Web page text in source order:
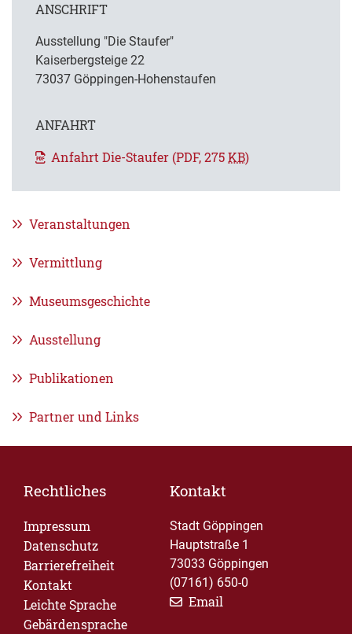
ANSCHRIFT
Ausstellung "Die Staufer"
Kaiserbergsteige 22
73037 Göppingen-Hohenstaufen
ANFAHRT
Anfahrt Die-Staufer (PDF, 275KB)
Veranstaltungen
Vermittlung
Museumsgeschichte
Ausstellung
Publikationen
Partner und Links
Rechtliches
Impressum
Datenschutz
Barrierefreiheit
Kontakt
Leichte Sprache
Gebärdensprache
Kontakt
Stadt Göppingen
Hauptstraße 1
73033 Göppingen
(07161) 650-0
Email